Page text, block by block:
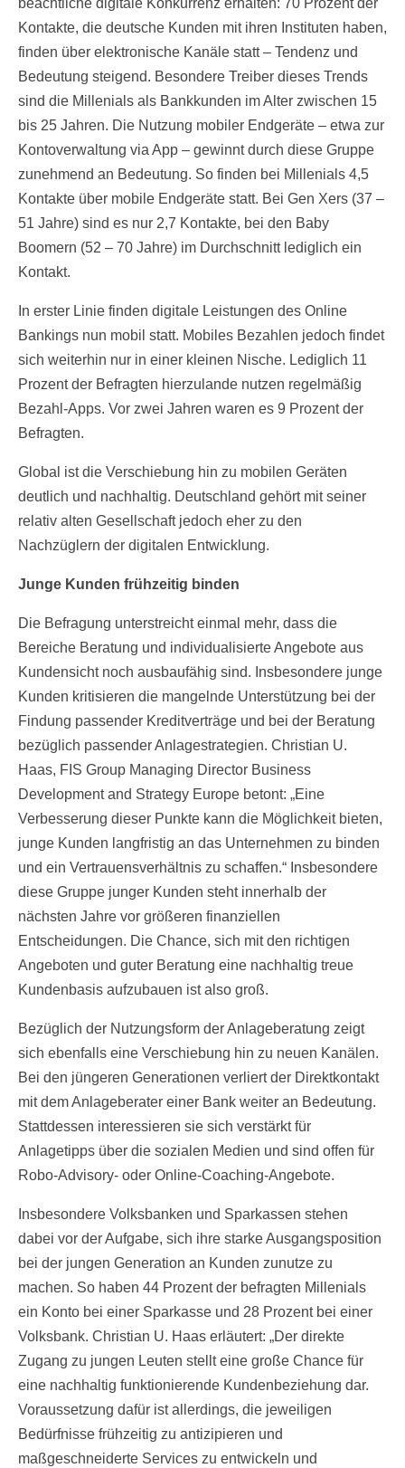
Kontakte, die deutsche Kunden mit ihren Instituten haben,
finden über elektronische Kanäle statt – Tendenz und
Bedeutung steigend. Besondere Treiber dieses Trends
sind die Millenials als Bankkunden im Alter zwischen 15
bis 25 Jahren. Die Nutzung mobiler Endgeräte – etwa zur
Kontoverwaltung via App – gewinnt durch diese Gruppe
zunehmend an Bedeutung. So finden bei Millenials 4,5
Kontakte über mobile Endgeräte statt. Bei Gen Xers (37 –
51 Jahre) sind es nur 2,7 Kontakte, bei den Baby
Boomern (52 – 70 Jahre) im Durchschnitt lediglich ein
Kontakt.
In erster Linie finden digitale Leistungen des Online
Bankings nun mobil statt. Mobiles Bezahlen jedoch findet
sich weiterhin nur in einer kleinen Nische. Lediglich 11
Prozent der Befragten hierzulande nutzen regelmäßig
Bezahl-Apps. Vor zwei Jahren waren es 9 Prozent der
Befragten.
Global ist die Verschiebung hin zu mobilen Geräten
deutlich und nachhaltig. Deutschland gehört mit seiner
relativ alten Gesellschaft jedoch eher zu den
Nachzüglern der digitalen Entwicklung.
Junge Kunden frühzeitig binden
Die Befragung unterstreicht einmal mehr, dass die
Bereiche Beratung und individualisierte Angebote aus
Kundensicht noch ausbaufähig sind. Insbesondere junge
Kunden kritisieren die mangelnde Unterstützung bei der
Findung passender Kreditverträge und bei der Beratung
bezüglich passender Anlagestrategien. Christian U.
Haas, FIS Group Managing Director Business
Development and Strategy Europe betont: „Eine
Verbesserung dieser Punkte kann die Möglichkeit bieten,
junge Kunden langfristig an das Unternehmen zu binden
und ein Vertrauensverhältnis zu schaffen.“ Insbesondere
diese Gruppe junger Kunden steht innerhalb der
nächsten Jahre vor größeren finanziellen
Entscheidungen. Die Chance, sich mit den richtigen
Angeboten und guter Beratung eine nachhaltig treue
Kundenbasis aufzubauen ist also groß.
Bezüglich der Nutzungsform der Anlageberatung zeigt
sich ebenfalls eine Verschiebung hin zu neuen Kanälen.
Bei den jüngeren Generationen verliert der Direktkontakt
mit dem Anlageberater einer Bank weiter an Bedeutung.
Stattdessen interessieren sie sich verstärkt für
Anlagetipps über die sozialen Medien und sind offen für
Robo-Advisory- oder Online-Coaching-Angebote.
Insbesondere Volksbanken und Sparkassen stehen
dabei vor der Aufgabe, sich ihre starke Ausgangsposition
bei der jungen Generation an Kunden zunutze zu
machen. So haben 44 Prozent der befragten Millenials
ein Konto bei einer Sparkasse und 28 Prozent bei einer
Volksbank. Christian U. Haas erläutert: „Der direkte
Zugang zu jungen Leuten stellt eine große Chance für
eine nachhaltig funktionierende Kundenbeziehung dar.
Voraussetzung dafür ist allerdings, die jeweiligen
Bedürfnisse frühzeitig zu antizipieren und
maßgeschneiderte Services zu entwickeln und